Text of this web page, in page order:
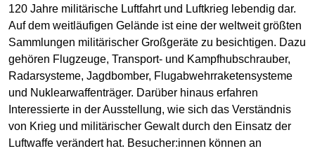
120 Jahre militärische Luftfahrt und Luftkrieg lebendig dar.
Auf dem weitläufigen Gelände ist eine der weltweit größten
Sammlungen militärischer Großgeräte zu besichtigen. Dazu
gehören Flugzeuge, Transport- und Kampfhubschrauber,
Radarsysteme, Jagdbomber, Flugabwehrraketensysteme
und Nuklearwaffenträger. Darüber hinaus erfahren
Interessierte in der Ausstellung, wie sich das Verständnis
von Krieg und militärischer Gewalt durch den Einsatz der
Luftwaffe verändert hat. Besucher:innen können an